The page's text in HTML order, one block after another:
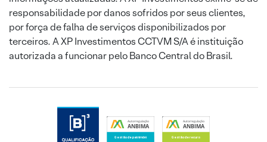
responsabilidade por danos sofridos por seus clientes,
por força de falha de serviços disponibilizados por
terceiros. A XP Investimentos CCTVM S/A é instituição
autorizada a funcionar pelo Banco Central do Brasil.